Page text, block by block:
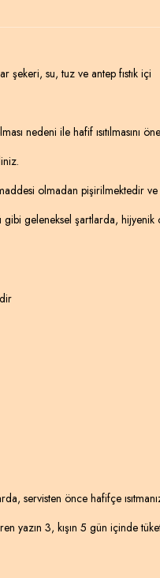
şekeri, su, tuz ve antep fıstık içi
nedeni ile hafif ısıtılmasını
olmadan pişirilmektedir
geleneksel şartlarda,
servisten önce hafifçe
yazın 3, kışın 5 gün içinde